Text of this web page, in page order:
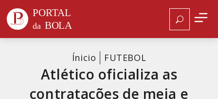
Ínicio FUTEBOL
Atlético oficializa as
contratações de meia e